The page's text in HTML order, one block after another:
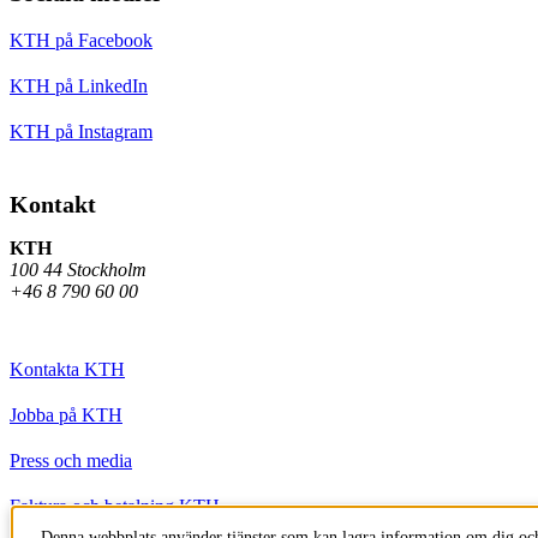
KTH på Facebook
KTH på LinkedIn
KTH på Instagram
Kontakt
KTH
100 44 Stockholm
+46 8 790 60 00
Kontakta KTH
Jobba på KTH
Press och media
Faktura och betalning KTH